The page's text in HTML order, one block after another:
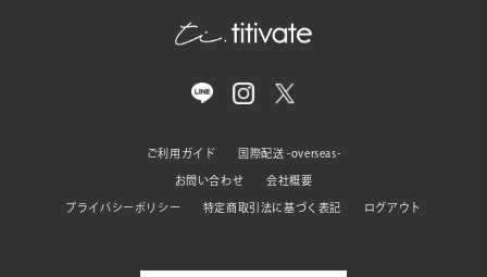
ご利用ガイド 国際配送 -overseas-
お問い合わせ 会社概要
プライバシーポリシー 特定商取引法に基づく表記 ログアウト